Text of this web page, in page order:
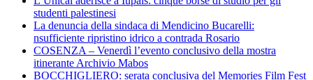
studenti palestinesi
La denuncia della sindaca di Mendicino Bucarelli:
nsufficiente ripristino idrico a contrada Rosario
COSENZA – Venerdì l’evento conclusivo della mostra
itinerante Archivio Mabos
BOCCHIGLIERO: serata conclusiva del Memories Film Fest